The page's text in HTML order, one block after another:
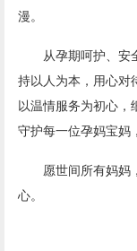
漫。
从孕期呵护、安
持以人为本，用心对
以温情服务为初心，
守护每一位孕妈宝妈
愿世间所有妈妈
心。